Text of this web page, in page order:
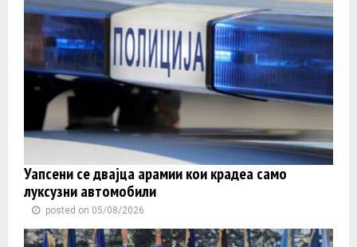
Уапсени се двајца арамии кои крадеа само
луксузни автомобили
posted on 05/08/2026